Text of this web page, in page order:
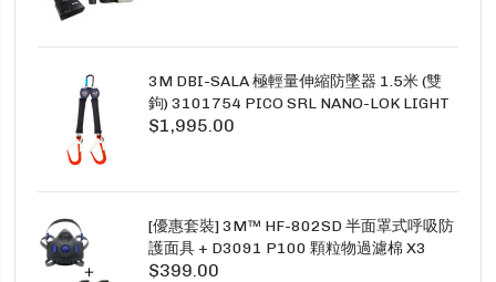
3M DBI-SALA 極輕量伸縮防墜器 1.5米 (雙
鉤) 3101754 PICO SRL NANO-LOK LIGHT
1.5M TWINS
$1,995.00
[優惠套裝] 3M™ HF-802SD 半面罩式呼吸防
護面具 + D3091 P100 顆粒物過濾棉 X3
SECURE CLICK HF-802SD HF-800SD 系列
$399.00